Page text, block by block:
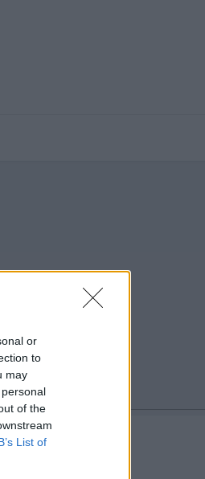
or
to
may
of the
List of